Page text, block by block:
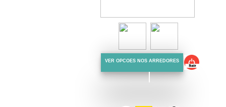
VER OPCOES NOS ARREDORES